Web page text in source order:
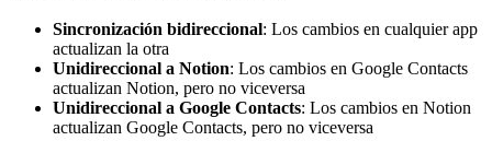
Sincronización bidireccional: Los cambios en cualquier app
actualizan la otra
Unidireccional a Notion: Los cambios en Google Contacts
actualizan Notion, pero no viceversa
Unidireccional a Google Contacts: Los cambios en Notion
actualizan Google Contacts, pero no viceversa